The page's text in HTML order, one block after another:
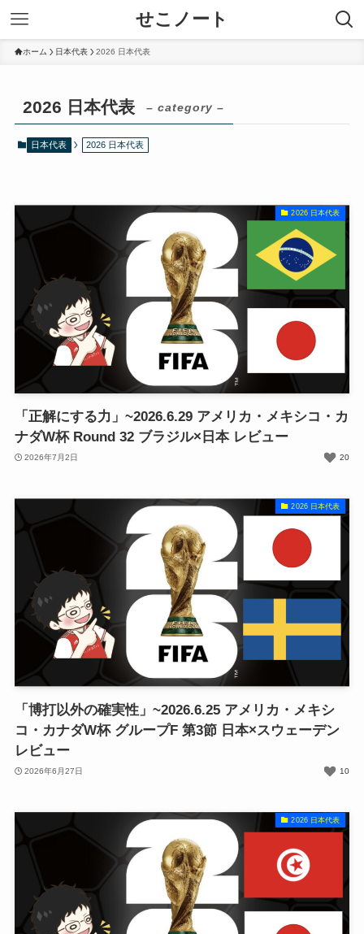
せこノート
ホーム 日本代表 2026 日本代表
2026 日本代表 – category –
日本代表 2026 日本代表
2026 日本代表
「正解にする力」~2026.6.29 アメリカ・メキシコ・カ
ナダW杯 Round 32 ブラジル×日本 レビュー
2026年7月2日 20
2026 日本代表
「博打以外の確実性」~2026.6.25 アメリカ・メキシ
コ・カナダW杯 グループF 第3節 日本×スウェーデン
レビュー
2026年6月27日 10
2026 日本代表